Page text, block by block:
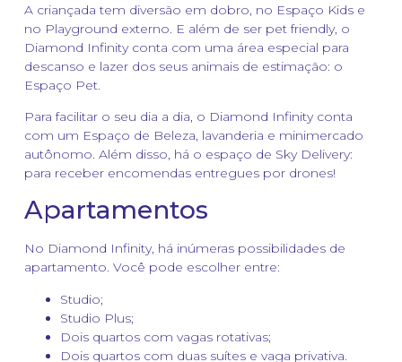
A criançada tem diversão em dobro, no Espaço Kids e
no Playground externo. E além de ser pet friendly, o
Diamond Infinity conta com uma área especial para
descanso e lazer dos seus animais de estimação: o
Espaço Pet.
Para facilitar o seu dia a dia, o Diamond Infinity conta
com um Espaço de Beleza, lavanderia e minimercado
autônomo. Além disso, há o espaço de Sky Delivery:
para receber encomendas entregues por drones!
Apartamentos
No Diamond Infinity, há inúmeras possibilidades de
apartamento. Você pode escolher entre:
Studio;
Studio Plus;
Dois quartos com vagas rotativas;
Dois quartos com duas suítes e vaga privativa.